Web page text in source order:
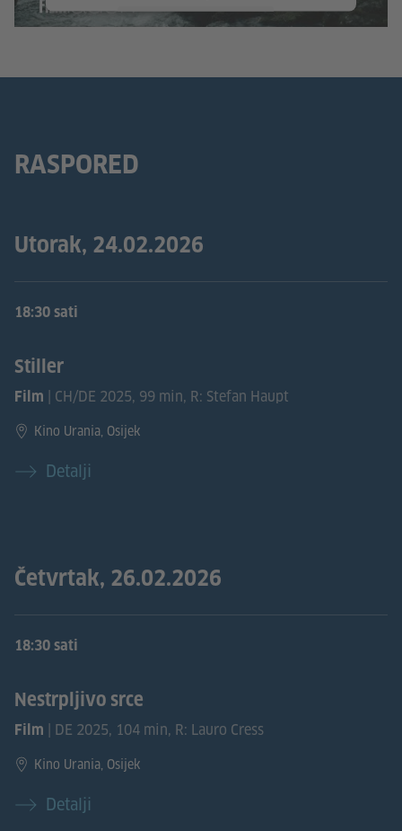
Više informacija
RASPORED
Utorak, 24.02.2026
18:30 sati
Stiller
Film | CH/DE 2025, 99 min, R: Stefan Haupt
Kino Urania, Osijek
Detalji
Četvrtak, 26.02.2026
18:30 sati
Nestrpljivo srce
Film | DE 2025, 104 min, R: Lauro Cress
Kino Urania, Osijek
Detalji